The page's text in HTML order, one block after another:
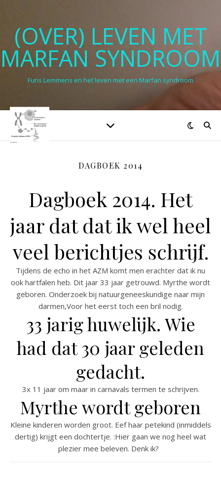
(OVER) LEVEN MET
MARFAN SYNDROOM
Funs Lemmens en het leven met een Marfan syndroom
DAGBOEK 2014
Dagboek 2014. Het
jaar dat dat ik wel heel
veel berichtjes schrijf.
Tijdens de echo in het AZM komt men erachter dat ik nu
ook hartfalen heb. Dit jaar 33 jaar getrouwd. Myrthe wordt
geboren. Onderzoek bij natuurgeneeskundige naar mijn
darmen,Voor het eerst toch een bril nodig.
33 jarig huwelijk. Wie
had dat 30 jaar geleden
gedacht.
3x 11 jaar om maar in carnavals termen te schrijven.
Myrthe wordt geboren
Kleine kinderen worden groot. Eef haar petekind (inmiddels
dertig) krijgt een dochtertje. :Hier gaan we nog heel wat
plezier mee beleven. Denk ik?